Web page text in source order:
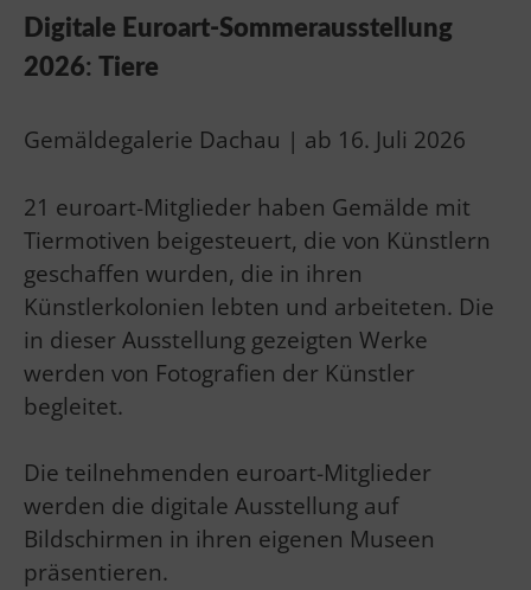
Digitale Euroart-Sommerausstellung
2026: Tiere
Gemäldegalerie Dachau | ab 16. Juli 2026
21 euroart-Mitglieder haben Gemälde mit
Tiermotiven beigesteuert, die von Künstlern
geschaffen wurden, die in ihren
Künstlerkolonien lebten und arbeiteten. Die
in dieser Ausstellung gezeigten Werke
werden von Fotografien der Künstler
begleitet.
Die teilnehmenden euroart-Mitglieder
werden die digitale Ausstellung auf
Bildschirmen in ihren eigenen Museen
präsentieren.